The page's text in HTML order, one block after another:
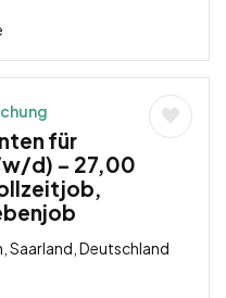
für
d) – 27,00
Saarland, Deutschland